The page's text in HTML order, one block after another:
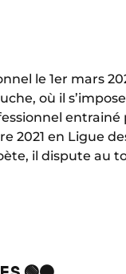
le 1er mars
où il
entrainé
2021 en Ligue
il dispute au